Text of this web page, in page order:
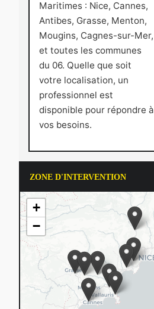
Maritimes : Nice, Cannes,
Antibes, Grasse, Menton,
Mougins, Cagnes-sur-Mer,
et toutes les communes
du 06. Quelle que soit
votre localisation, un
professionnel est
disponible pour répondre à
vos besoins.
ZONE D'INTERVENTION
+
−